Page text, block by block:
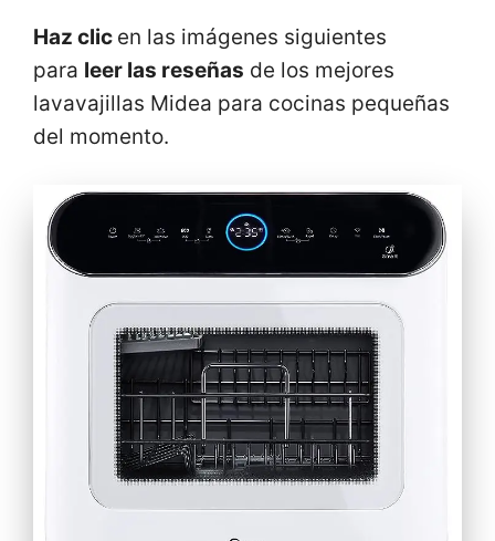
Haz clic en las imágenes siguientes
para leer las reseñas de los mejores
lavavajillas Midea para cocinas pequeñas
del momento.